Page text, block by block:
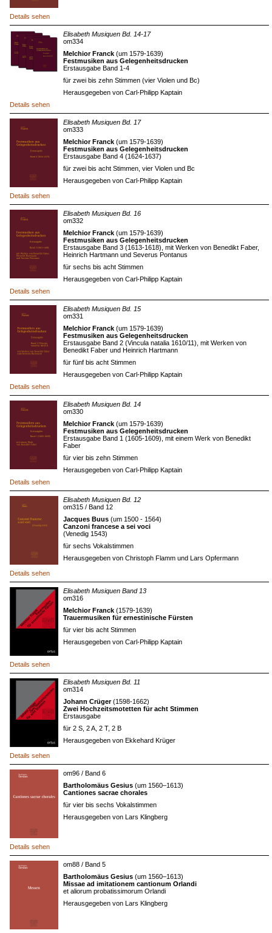
Details sehen
Elisabeth Musiquen Bd. 14-17
om334
Melchior Franck (um 1579-1639)
Festmusiken aus Gelegenheitsdrucken
Erstausgabe Band 1-4
für zwei bis zehn Stimmen (vier Violen und Bc)
Herausgegeben von Carl-Philipp Kaptain
Details sehen
Elisabeth Musiquen Bd. 17
om333
Melchior Franck (um 1579-1639)
Festmusiken aus Gelegenheitsdrucken
Erstausgabe Band 4 (1624-1637)
für zwei bis acht Stimmen, vier Violen und Bc
Herausgegeben von Carl-Philipp Kaptain
Details sehen
Elisabeth Musiquen Bd. 16
om332
Melchior Franck (um 1579-1639)
Festmusiken aus Gelegenheitsdrucken
Erstausgabe Band 3 (1613-1618), mit Werken von Benedikt Faber,
Heinrich Hartmann und Severus Pontanus
für sechs bis acht Stimmen
Herausgegeben von Carl-Philipp Kaptain
Details sehen
Elisabeth Musiquen Bd. 15
om331
Melchior Franck (um 1579-1639)
Festmusiken aus Gelegenheitsdrucken
Erstausgabe Band 2 (Vincula natalia 1610/11), mit Werken von
Benedikt Faber und Heinrich Hartmann
für fünf bis acht Stimmen
Herausgegeben von Carl-Philipp Kaptain
Details sehen
Elisabeth Musiquen Bd. 14
om330
Melchior Franck (um 1579-1639)
Festmusiken aus Gelegenheitsdrucken
Erstausgabe Band 1 (1605-1609), mit einem Werk von Benedikt
Faber
für vier bis zehn Stimmen
Herausgegeben von Carl-Philipp Kaptain
Details sehen
Elisabeth Musiquen Bd. 12
om315 / Band 12
Jacques Buus (um 1500 - 1564)
Canzoni francese a sei voci
(Venedig 1543)
für sechs Vokalstimmen
Herausgegeben von Christoph Flamm und Lars Opfermann
Details sehen
Elisabeth Musiquen Band 13
om316
Melchior Franck (1579-1639)
Trauermusiken für ernestinische Fürsten
für vier bis acht Stimmen
Herausgegeben von Carl-Philipp Kaptain
Details sehen
Elisabeth Musiquen Bd. 11
om314
Johann Crüger(1598-1662)
Zwei Hochzeitsmotetten für acht Stimmen
Erstausgabe
für 2 S, 2 A, 2 T, 2 B
Herausgegeben von Ekkehard Krüger
Details sehen
om96 / Band 6
Bartholomäus Gesius (um 1560–1613)
Cantiones sacrae chorales
für vier bis sechs Vokalstimmen
Herausgegeben von Lars Klingberg
Details sehen
om88 / Band 5
Bartholomäus Gesius (um 1560–1613)
Missae ad imitationem cantionum Orlandi
et aliorum probatissimorum Orlandi
Herausgegeben von Lars Klingberg